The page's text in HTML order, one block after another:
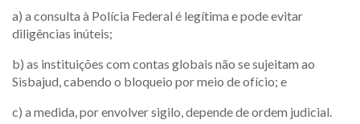
a) a consulta à Polícia Federal é legítima e pode evitar
diligências inúteis;
b) as instituições com contas globais não se sujeitam ao
Sisbajud, cabendo o bloqueio por meio de ofício; e
c) a medida, por envolver sigilo, depende de ordem judicial.